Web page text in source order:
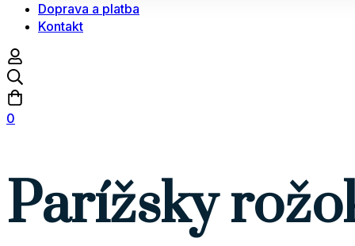
Doprava a platba
Kontakt
0
Parížsky